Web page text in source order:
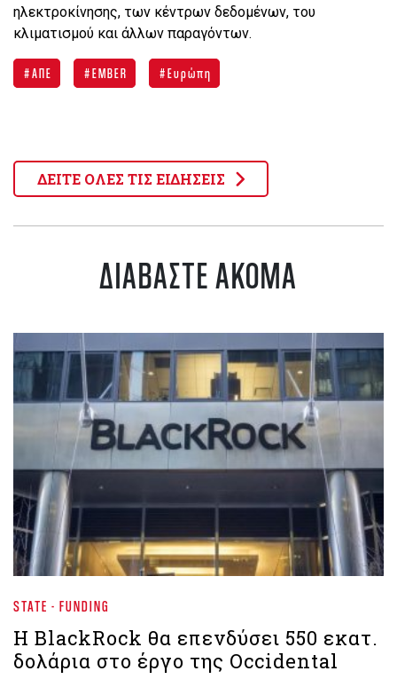
ηλεκτροκίνησης, των κέντρων δεδομένων, του
κλιματισμού και άλλων παραγόντων.
ΑΠΕ EMBER Ευρώπη
ΔΕΙΤΕ ΟΛΕΣ ΤΙΣ ΕΙΔΗΣΕΙΣ
ΔΙΑΒΑΣΤΕ ΑΚΟΜΑ
STATE - FUNDING
Η BlackRock θα επενδύσει 550 εκατ.
δολάρια στο έργο της Occidental